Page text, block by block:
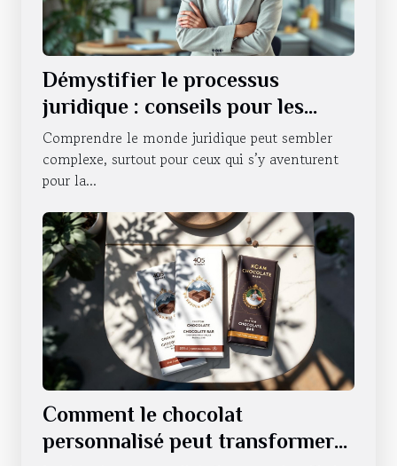
Démystifier le processus
juridique : conseils pour les
novices
Comprendre le monde juridique peut sembler
complexe, surtout pour ceux qui s’y aventurent
pour la...
Comment le chocolat
personnalisé peut transformer